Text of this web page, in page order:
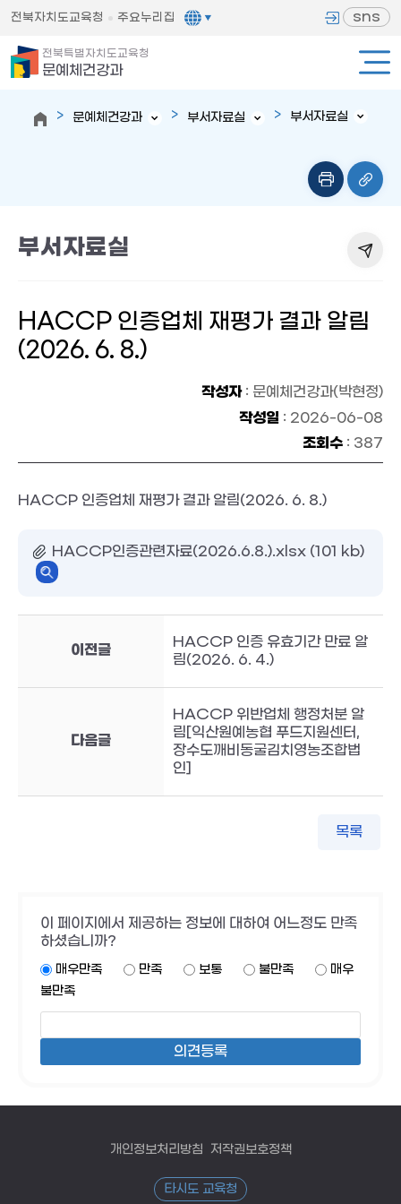
전북자치도교육청 주요누리집 sns
전북특별자치도교육청
문예체건강과
문예체건강과 부서자료실 부서자료실
부서자료실
HACCP 인증업체 재평가 결과 알림
(2026. 6. 8.)
작성자: 문예체건강과(박현정)
작성일 : 2026-06-08
조회수 : 387
HACCP 인증업체 재평가 결과 알림(2026. 6. 8.)
HACCP인증관련자료(2026.6.8.).xlsx (101 kb)
이전글
HACCP 인증 유효기간 만료 알
림(2026. 6. 4.)
다음글
HACCP 위반업체 행정처분 알
림[익산원예농협 푸드지원센터,
장수도깨비동굴김치영농조합법
인]
목록
이 페이지에서 제공하는 정보에 대하여 어느정도 만족
하셨습니까?
매우만족 만족 보통 불만족
매우
불만족
개인정보처리방침 저작권보호정책
타시도 교육청